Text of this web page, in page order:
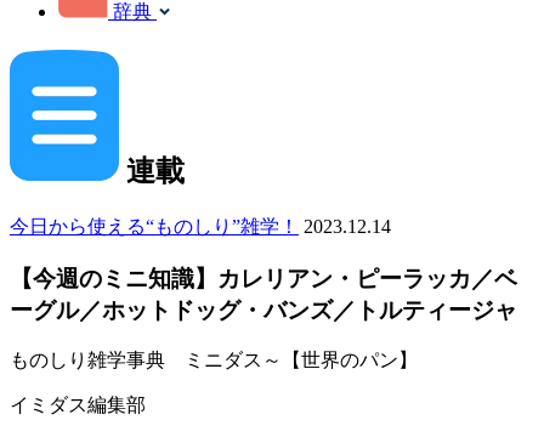
辞典
連載
今日から使える“ものしり”雑学！ 2023.12.14
【今週のミニ知識】カレリアン・ピーラッカ／ベ
ーグル／ホットドッグ・バンズ／トルティージャ
ものしり雑学事典 ミニダス～【世界のパン】
イミダス編集部